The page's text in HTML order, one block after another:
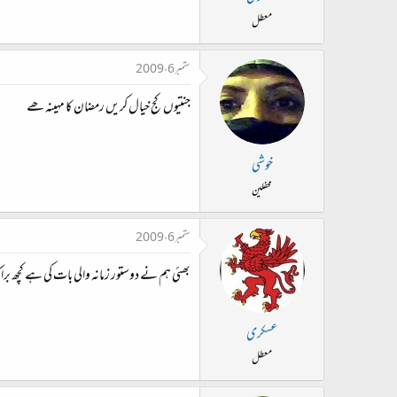
معطل
خوشی
محفلین
ستمبر 6، 2009
جنتیوں کج خیال کریں رمضان کا مہینہ ھے
عسکری
معطل
ستمبر 6، 2009
بھئی ہم نے دوستور زمانہ والی بات کی ہے کچھ برا